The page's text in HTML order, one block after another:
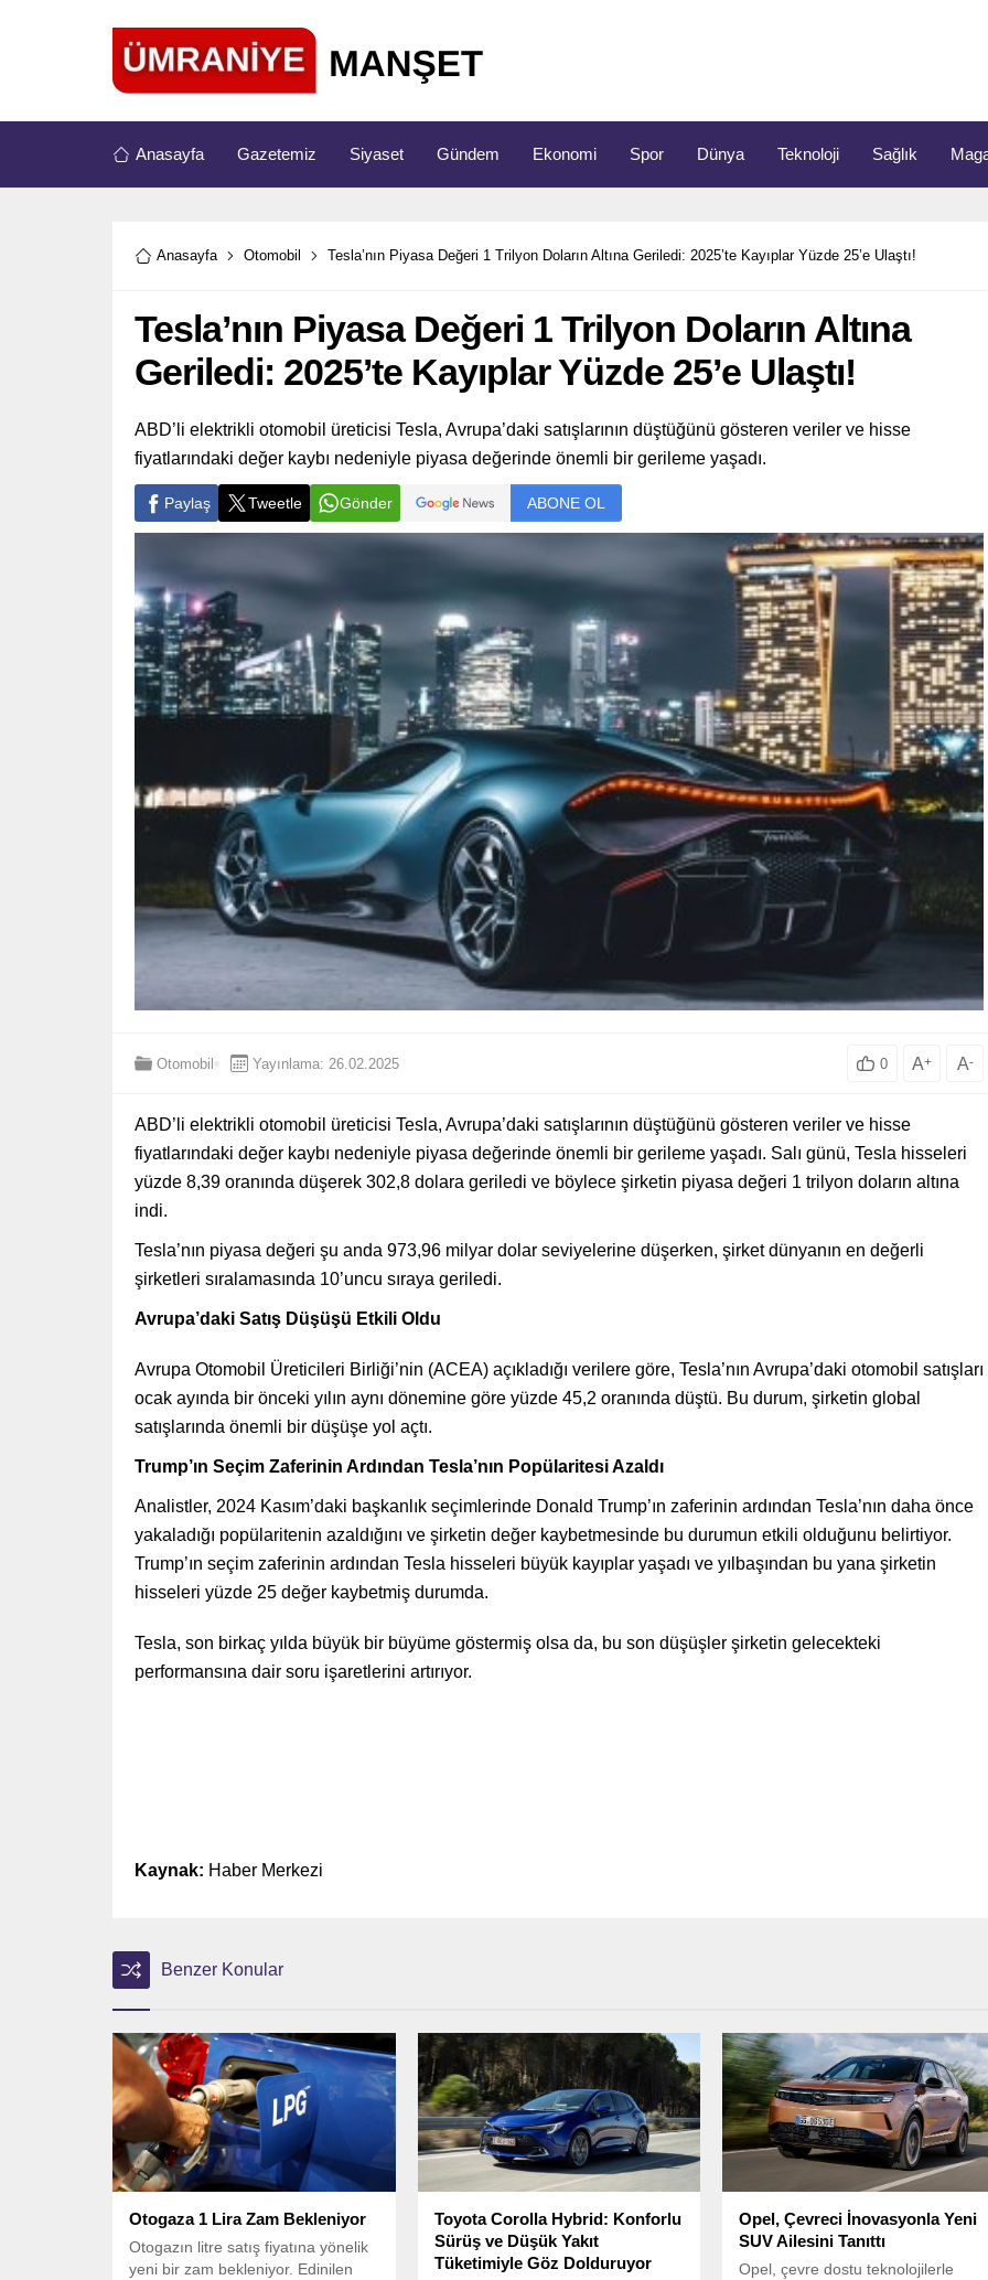
Anasayfa Gazetemiz Siyaset Gündem Ekonomi Spor Dünya Teknoloji Sağlık
Anasayfa Otomobil Tesla’nın Piyasa Değeri 1 Trilyon Doların Altına Geriledi: 2025’te Kayıplar Yüzde 25’e Ulaştı!
Tesla’nın Piyasa Değeri 1 Trilyon Doların Altına
Geriledi: 2025’te Kayıplar Yüzde 25’e Ulaştı!
ABD’li elektrikli otomobil üreticisi Tesla, Avrupa’daki satışlarının düştüğünü gösteren veriler ve hisse
fiyatlarındaki değer kaybı nedeniyle piyasa değerinde önemli bir gerileme yaşadı.
Paylaş Tweetle Gönder ABONE OL
Otomobil Yayınlama: 26.02.2025 0 A+ A-
ABD’li elektrikli otomobil üreticisi Tesla, Avrupa’daki satışlarının düştüğünü gösteren veriler ve hisse
fiyatlarındaki değer kaybı nedeniyle piyasa değerinde önemli bir gerileme yaşadı. Salı günü, Tesla hisseleri
yüzde 8,39 oranında düşerek 302,8 dolara geriledi ve böylece şirketin piyasa değeri 1 trilyon doların altına
indi.
Tesla’nın piyasa değeri şu anda 973,96 milyar dolar seviyelerine düşerken, şirket dünyanın en değerli
şirketleri sıralamasında 10’uncu sıraya geriledi.
Avrupa’daki Satış Düşüşü Etkili Oldu
Avrupa Otomobil Üreticileri Birliği’nin (ACEA) açıkladığı verilere göre, Tesla’nın Avrupa’daki otomobil satışları
ocak ayında bir önceki yılın aynı dönemine göre yüzde 45,2 oranında düştü. Bu durum, şirketin global
satışlarında önemli bir düşüşe yol açtı.
Trump’ın Seçim Zaferinin Ardından Tesla’nın Popülaritesi Azaldı
Analistler, 2024 Kasım’daki başkanlık seçimlerinde Donald Trump’ın zaferinin ardından Tesla’nın daha önce
yakaladığı popülaritenin azaldığını ve şirketin değer kaybetmesinde bu durumun etkili olduğunu belirtiyor.
Trump’ın seçim zaferinin ardından Tesla hisseleri büyük kayıplar yaşadı ve yılbaşından bu yana şirketin
hisseleri yüzde 25 değer kaybetmiş durumda.
Tesla, son birkaç yılda büyük bir büyüme göstermiş olsa da, bu son düşüşler şirketin gelecekteki
performansına dair soru işaretlerini artırıyor.
Kaynak: Haber Merkezi
Benzer Konular
Otogaza 1 Lira Zam Bekleniyor
Otogazın litre satış fiyatına yönelik
yeni bir zam bekleniyor. Edinilen
Toyota Corolla Hybrid: Konforlu
Sürüş ve Düşük Yakıt
Tüketimiyle Göz Dolduruyor
Opel, Çevreci İnovasyonla Yeni
SUV Ailesini Tanıttı
Opel, çevre dostu teknolojilerle